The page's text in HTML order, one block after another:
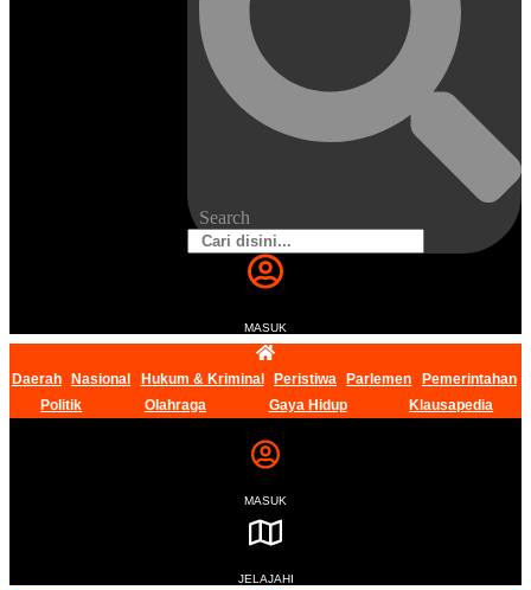
Search
MASUK
Daerah Nasional Hukum & Kriminal Peristiwa Parlemen
Pemerintahan
Politik
Olahraga Gaya Hidup Klausapedia
MASUK
JELAJAHI